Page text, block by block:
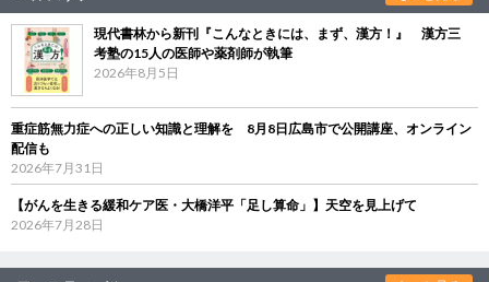
現代書林から新刊『こんなときには、まず、漢方！』 漢方三
考塾の15人の医師や薬剤師が執筆
2026年8月5日
重症筋無力症への正しい知識と理解を 8月8日広島市で公開講座、オンライン
配信も
2026年7月31日
【がんを生きる緩和ケア医・大橋洋平「足し算命」】天空を見上げて
2026年7月28日